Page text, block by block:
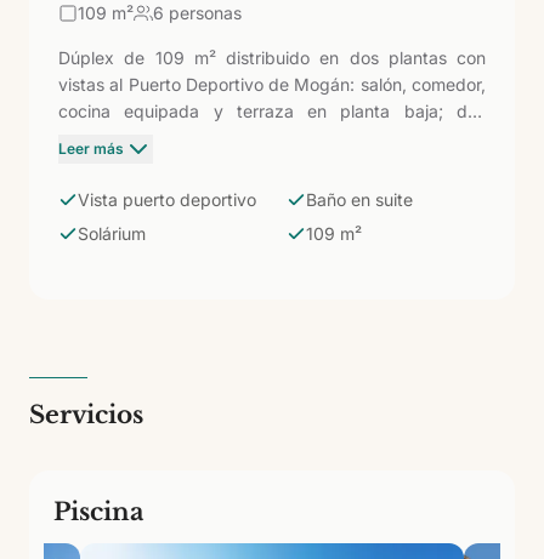
109 m² 6 personas
Dúplex de 109 m² distribuido en dos plantas con
vistas al Puerto Deportivo de Mogán: salón, comedor,
cocina equipada y terraza en planta baja; dos
dormitorios con baño en suite y baño independiente
alojamiento más singular del complejo: la escala de
fotogénicos de Canarias y la plaza de Mogán con sus
Leer más
Vista puerto deportivo
Baño en suite
Solárium
109 m²
Servicios
Piscina